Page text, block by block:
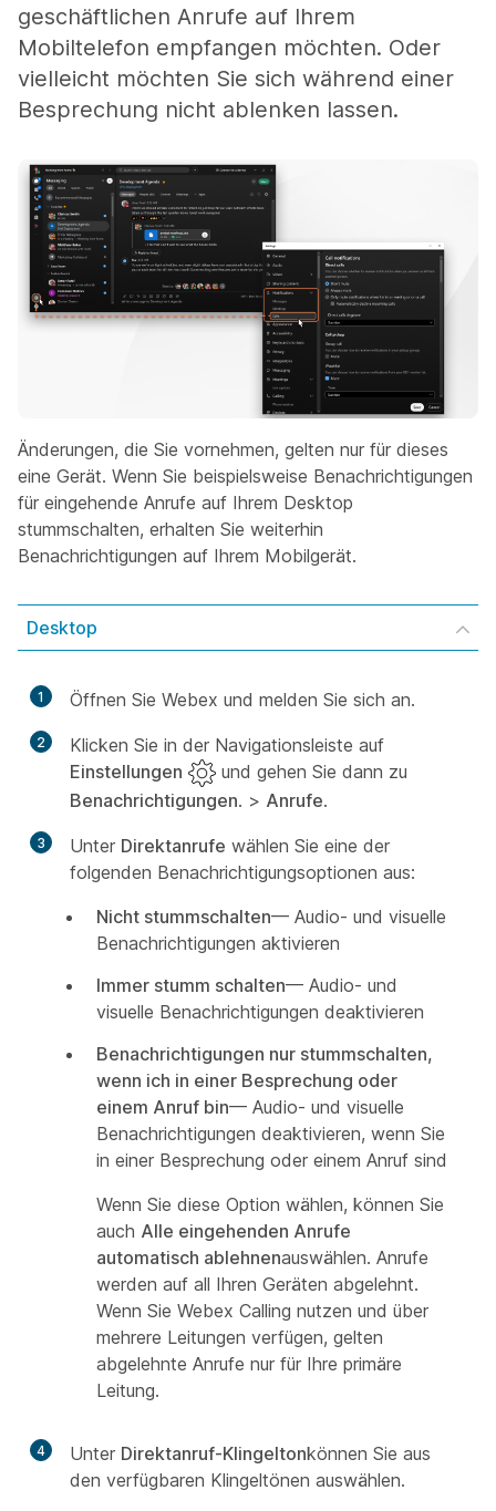
geschäftlichen Anrufe auf Ihrem
Mobiltelefon empfangen möchten. Oder
vielleicht möchten Sie sich während einer
Besprechung nicht ablenken lassen.
Änderungen, die Sie vornehmen, gelten nur für dieses
eine Gerät. Wenn Sie beispielsweise Benachrichtigungen
für eingehende Anrufe auf Ihrem Desktop
stummschalten, erhalten Sie weiterhin
Benachrichtigungen auf Ihrem Mobilgerät.
Desktop
1 Öffnen Sie Webex und melden Sie sich an.
2
Klicken Sie in der Navigationsleiste auf
Einstellungen
und gehen Sie dann zu
Benachrichtigungen. > Anrufe.
3 Unter Direktanrufe wählen Sie eine der
folgenden Benachrichtigungsoptionen aus:
Nicht stummschalten— Audio- und visuelle
Benachrichtigungen aktivieren
Immer stumm schalten— Audio- und
visuelle Benachrichtigungen deaktivieren
Benachrichtigungen nur stummschalten,
wenn ich in einer Besprechung oder
einem Anruf bin— Audio- und visuelle
Benachrichtigungen deaktivieren, wenn Sie
in einer Besprechung oder einem Anruf sind
Wenn Sie diese Option wählen, können Sie
auch Alle eingehenden Anrufe
automatisch ablehnenauswählen. Anrufe
werden auf all Ihren Geräten abgelehnt.
Wenn Sie Webex Calling nutzen und über
mehrere Leitungen verfügen, gelten
abgelehnte Anrufe nur für Ihre primäre
Leitung.
4 Unter Direktanruf-Klingeltonkönnen Sie aus
den verfügbaren Klingeltönen auswählen.